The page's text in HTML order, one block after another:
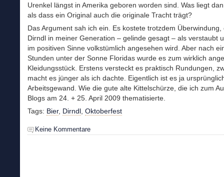
Urenkel längst in Amerika geboren worden sind. Was liegt
als dass ein Original auch die originale Tracht trägt?
Das Argument sah ich ein. Es kostete trotzdem Überwindung,
Dirndl in meiner Generation – gelinde gesagt – als verstaubt
im positiven Sinne volkstümlich angesehen wird. Aber nach
Stunden unter der Sonne Floridas wurde es zum wirklich
Kleidungsstück. Erstens versteckt es praktisch Rundungen,
macht es jünger als ich dachte. Eigentlich ist es ja
Arbeitsgewand. Wie die gute alte Kittelschürze, die ich zum
Blogs am 24. + 25. April 2009 thematisierte.
Tags: Bier, Dirndl, Oktoberfest
Keine Kommentare